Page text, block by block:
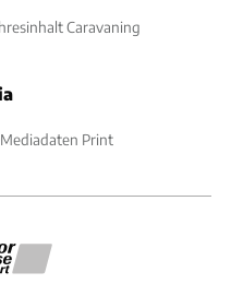
Caravaning
Mediadaten Print